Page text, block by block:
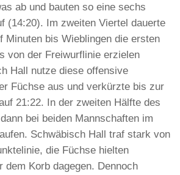
ab und bauten so eine sechs
(14:20). Im zweiten Viertel dauerte
Minuten bis Wieblingen die ersten
von der Freiwurflinie erzielen
Hall nutze diese offensive
Füchse aus und verkürzte bis zur
21:22. In der zweiten Hälfte des
bei beiden Mannschaften im
Schwäbisch Hall traf stark von
die Füchse hielten
dem Korb dagegen. Dennoch